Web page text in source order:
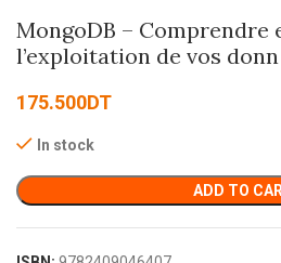
MongoDB –
l’exploitation de vos donn
175.500DT
In stock
ADD TO